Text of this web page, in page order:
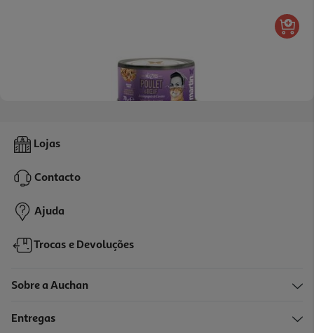
Comida Húmida Martin Sellier Gato Frango&vaca 70g
1,75 €
Lojas
Contacto
Ajuda
Trocas e Devoluções
Sobre a Auchan
Entregas